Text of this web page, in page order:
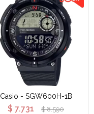
Casio - SGW600H-1B
$ 7.731 $ 8.590